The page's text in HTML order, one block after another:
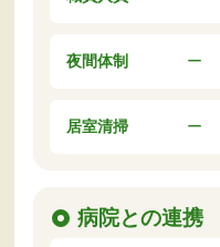
夜間体制 ー
居室清掃 ー
病院との連携